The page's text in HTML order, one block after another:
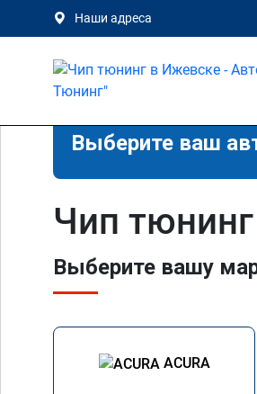
Наши адреса
Выберите ваш
Чип
Выберите вашу
ACURA